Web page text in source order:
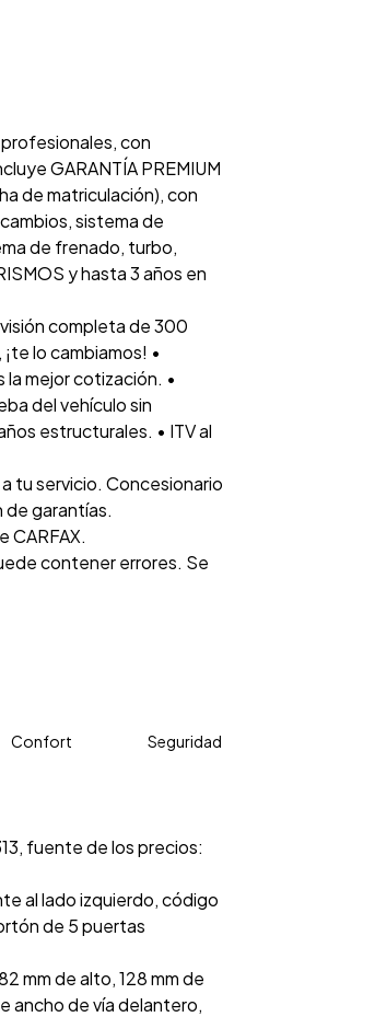
con
GARANTÍA PREMIUM
de matriculación), con
sistema de
de frenado, turbo,
y hasta 3 años en
completa de 300
lo cambiamos! •
mejor cotización. •
del vehículo sin
estructurales. • ITV al
tu servicio. Concesionario
de garantías.
CARFAX.
contener errores. Se
fuente de los precios:
al lado izquierdo, código
de 5 puertas
mm de alto, 128 mm de
ancho de vía delantero,
Confort Seguridad